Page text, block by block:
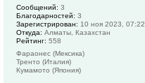
Сообщений: 3
Благодарностей: 3
Зарегистрирован: 10 ноя 2023, 07:22
Откуда: Алматы, Казахстан
Рейтинг: 558
Фараонес (Мексика)
Тренто (Италия)
Кумамото (Япония)